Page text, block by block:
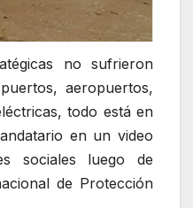
no sufrieron
aeropuertos,
todo está en
en un video
sociales luego de
de Protección